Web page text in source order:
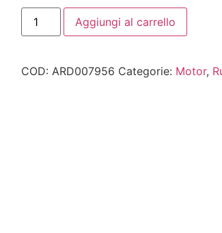
Aggiungi al carrello
COD: ARD007956 Categorie: Motor,